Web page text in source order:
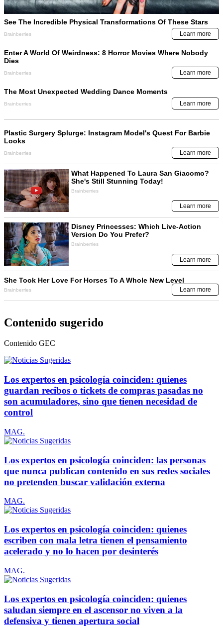
Contenido sugerido
Contenido GEC
Los expertos en psicología coinciden: quienes
guardan recibos o tickets de compras pasadas no
son acumuladores, sino que tienen necesidad de
control
MAG.
Los expertos en psicología coinciden: las personas
que nunca publican contenido en sus redes sociales
no pretenden buscar validación externa
MAG.
Los expertos en psicología coinciden: quienes
escriben con mala letra tienen el pensamiento
acelerado y no lo hacen por desinterés
MAG.
Los expertos en psicología coinciden: quienes
saludan siempre en el ascensor no viven a la
defensiva y tienen apertura social